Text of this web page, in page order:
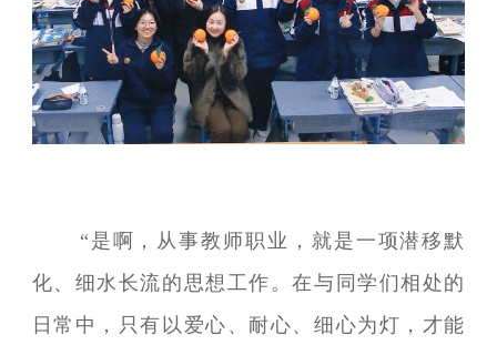
“是啊，从事教师职业，就是一项潜移默
化、细水长流的思想工作。在与同学们相处的
日常中，只有以爱心、耐心、细心为灯，才能